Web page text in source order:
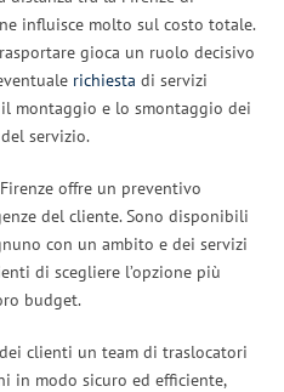
influisce molto sul costo totale.
gioca un ruolo decisivo
richiesta di servizi
montaggio e lo smontaggio dei
servizio.
offre un preventivo
del cliente. Sono disponibili
con un ambito e dei servizi
di scegliere l’opzione più
budget.
clienti un team di traslocatori
in modo sicuro ed efficiente,